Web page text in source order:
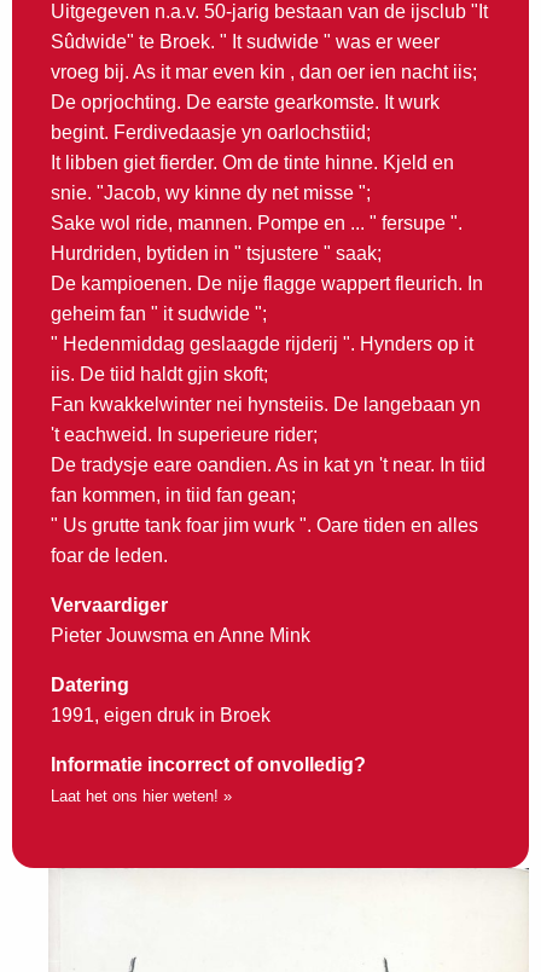
Uitgegeven n.a.v. 50-jarig bestaan van de ijsclub "It
Sûdwide" te Broek. " It sudwide " was er weer
vroeg bij. As it mar even kin , dan oer ien nacht iis;
De oprjochting. De earste gearkomste. It wurk
begint. Ferdivedaasje yn oarlochstiid;
It libben giet fierder. Om de tinte hinne. Kjeld en
snie. "Jacob, wy kinne dy net misse ";
Sake wol ride, mannen. Pompe en ... " fersupe ".
Hurdriden, bytiden in " tsjustere " saak;
De kampioenen. De nije flagge wappert fleurich. In
geheim fan " it sudwide ";
" Hedenmiddag geslaagde rijderij ". Hynders op it
iis. De tiid haldt gjin skoft;
Fan kwakkelwinter nei hynsteiis. De langebaan yn
't eachweid. In superieure rider;
De tradysje eare oandien. As in kat yn 't near. In tiid
fan kommen, in tiid fan gean;
" Us grutte tank foar jim wurk ". Oare tiden en alles
foar de leden.
Vervaardiger
Pieter Jouwsma en Anne Mink
Datering
1991, eigen druk in Broek
Informatie incorrect of onvolledig?
Laat het ons hier weten! »